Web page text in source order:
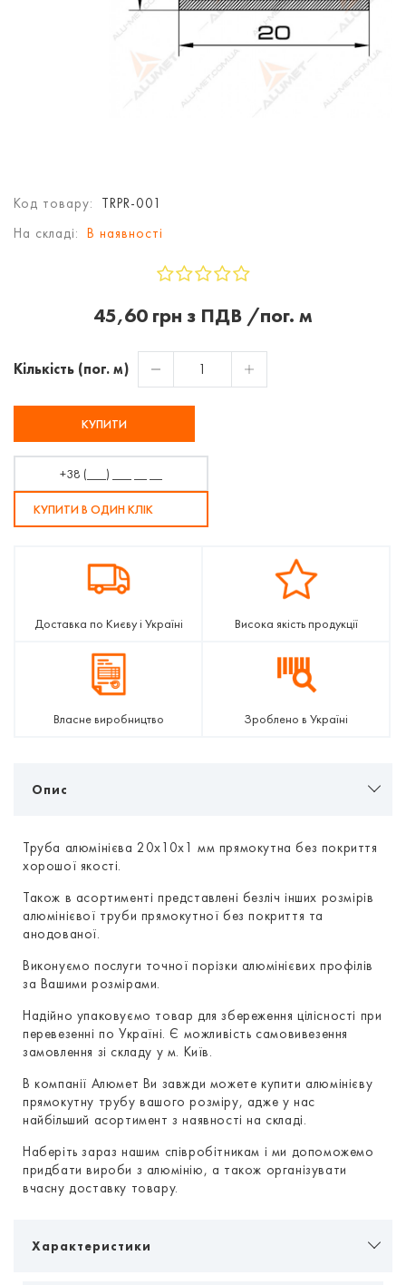
Код товару: TRPR-001
На складі: В наявності
45,60 грн з ПДВ /пог. м
Кількість (пог. м)
КУПИТИ
КУПИТИ В ОДИН КЛІК
Доставка по Києву і Україні Висока якість продукції
Власне виробництво Зроблено в Україні
Опис
Труба алюмінієва 20х10х1 мм прямокутна без покриття
хорошої якості.
Також в асортименті представлені безліч інших розмірів
алюмінієвої труби прямокутної без покриття та
анодованої.
Виконуємо послуги точної порізки алюмінієвих профілів
за Вашими розмірами.
Надійно упаковуємо товар для збереження цілісності при
перевезенні по Україні. Є можливість самовивезення
замовлення зі складу у м. Київ.
В компанії Алюмет Ви завжди можете купити алюмінієву
прямокутну трубу вашого розміру, адже у нас
найбільший асортимент з наявності на складі.
Наберіть зараз нашим співробітникам і ми допоможемо
придбати вироби з алюмінію, а також організувати
вчасну доставку товару.
Характеристики